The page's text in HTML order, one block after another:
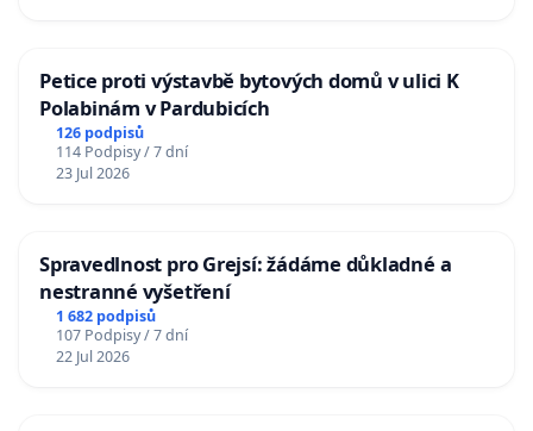
Petice proti výstavbě bytových domů v ulici K
Polabinám v Pardubicích
126 podpisů
114 Podpisy / 7 dní
23 Jul 2026
Spravedlnost pro Grejsí: žádáme důkladné a
nestranné vyšetření
1 682 podpisů
107 Podpisy / 7 dní
22 Jul 2026